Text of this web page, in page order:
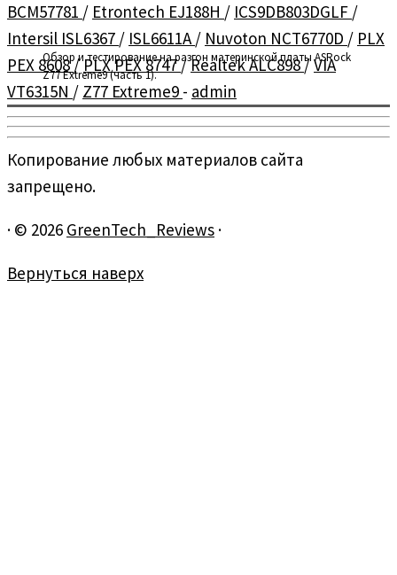
Обзор и тестирование на разгон материнской платы ASRock
Z77 Extreme9 (часть 1).
BCM57781 / Etrontech EJ188H / ICS9DB803DGLF /
Intersil ISL6367 / ISL6611A/ Nuvoton NCT6770D / PLX
PEX 8608/PLX PEX 8747/Realtek ALC898/VIA
VT6315N / Z77 Extreme9 - admin
Копирование любых материалов сайта
запрещено.
· © 2026 GreenTech_Reviews ·
Вернуться наверх